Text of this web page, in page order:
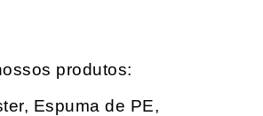
produtos:
Espuma de PE,